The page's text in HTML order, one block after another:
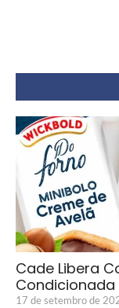
Cade Libera
Condicionada
17 de setembro de